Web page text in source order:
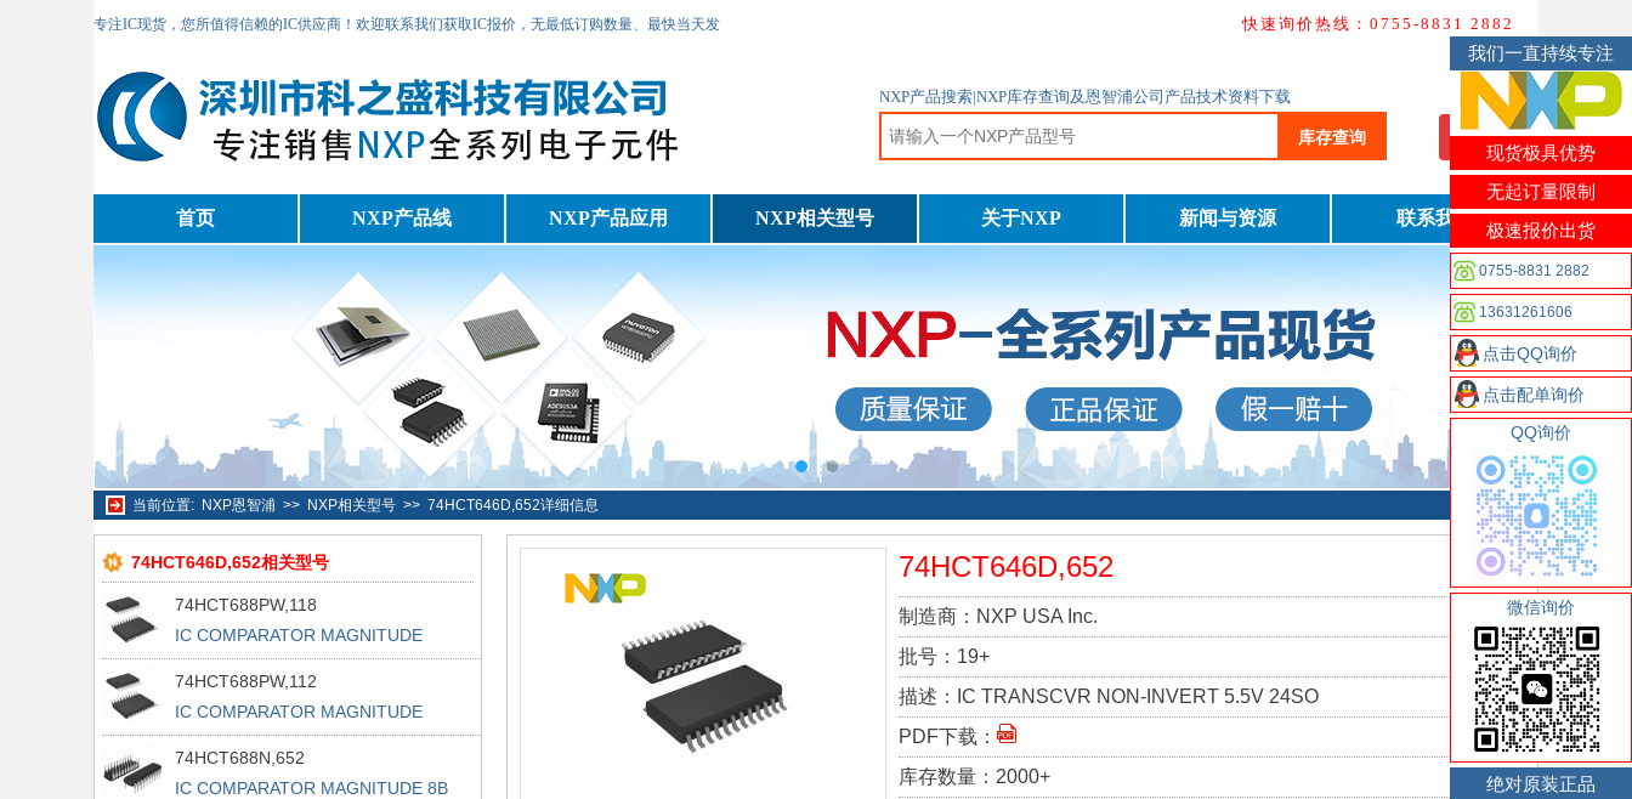
专注IC现货，您所值得信赖的IC供应商！欢迎联系我们获取IC报价，无最低订购数量、最快当天发 快速询价热线：0755-8831 2882
NXP产品搜索|NXP库存查询及恩智浦公司产品技术资料下载
库存查询 我要询价
首页 NXP产品线 NXP产品应用 NXP相关型号 关于NXP 新闻与资源 联系我们
当前位置: NXP恩智浦 >> NXP相关型号 >> 74HCT646D,652详细信息
74HCT646D,652相关型号
74HCT688PW,118
IC COMPARATOR MAGNITUDE
20TSSOP
74HCT688PW,112
IC COMPARATOR MAGNITUDE
20TSSOP
74HCT688N,652
IC COMPARATOR MAGNITUDE 8B
74HCT646D,652
制造商： NXP USA Inc.
批号： 19+
描述：
IC TRANSCVR NON-INVERT 5.5V 24SO
PDF下载：
库存数量： 2000+
我们一直持续专注
现货极具优势
无起订量限制
极速报价出货
0755-8831 2882
13631261606
点击QQ询价
点击配单询价
QQ询价
微信询价
绝对原装正品